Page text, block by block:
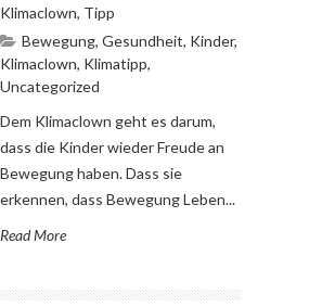
Klimaclown, Tipp
Bewegung, Gesundheit, Kinder,
Klimaclown, Klimatipp,
Uncategorized
Dem Klimaclown geht es darum,
dass die Kinder wieder Freude an
Bewegung haben. Dass sie
erkennen, dass Bewegung Leben...
Read More